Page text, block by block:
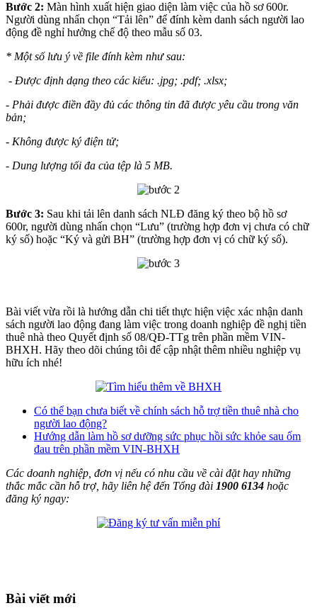
Bước 2: Màn hình xuất hiện giao diện làm việc của hồ sơ 600r.
Người dùng nhấn chọn “Tải lên” để đính kèm danh sách người lao
động đề nghỉ hưởng chế độ theo mẫu số 03.
* Một số lưu ý về file đính kèm như sau:
- Được định dạng theo các kiểu: .jpg; .pdf; .xlsx;
- Phải được điền đầy đủ các thông tin đã được yêu cầu trong văn
bản;
- Không được ký điện tử;
- Dung lượng tối đa của tệp là 5 MB.
Bước 3: Sau khi tải lên danh sách NLĐ đăng ký theo bộ hồ sơ
600r, người dùng nhấn chọn “Lưu” (trường hợp đơn vị chưa có chữ
ký số) hoặc “Ký và gửi BH” (trường hợp đơn vị có chữ ký số).
Bài viết vừa rồi là hướng dẫn chi tiết thực hiện việc xác nhận danh
sách người lao động đang làm việc trong doanh nghiệp đề nghị tiền
thuê nhà theo Quyết định số 08/QĐ-TTg trên phần mềm VIN-
BHXH. Hãy theo dõi chúng tôi để cập nhật thêm nhiều nghiệp vụ
hữu ích nhé!
Có thể bạn chưa biết về chính sách hỗ trợ tiền thuê nhà cho
người lao động?
Hướng dẫn làm hồ sơ dưỡng sức phục hồi sức khỏe sau ốm
đau trên phần mềm VIN-BHXH
Các doanh nghiệp, đơn vị nếu có nhu cầu về cài đặt hay những
thắc mắc cần hỗ trợ, hãy liên hệ đến Tổng đài 1900 6134 hoặc
đăng ký ngay:
Bài viết mới